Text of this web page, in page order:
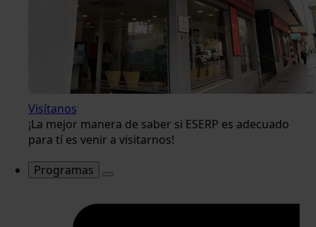
Visítanos
¡La mejor manera de saber si ESERP es adecuado
para tí es venir a visitarnos!
Programas